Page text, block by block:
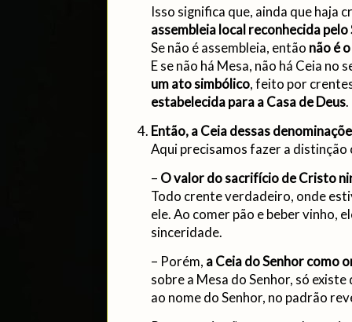
Isso significa que, ainda que haja
assembleia local reconhecida pelo
Se não é assembleia, então não é
E se não há Mesa, não há Ceia no
um ato simbólico, feito por
estabelecida para a Casa de Deus.
Então, a Ceia dessas
Aqui precisamos fazer a
– O valor do sacrifício de Cristo
Todo crente verdadeiro, onde
ele. Ao comer pão e beber vinho,
sinceridade.
– Porém, a Ceia do Senhor como
sobre a Mesa do Senhor, só
ao nome do Senhor, no padrão